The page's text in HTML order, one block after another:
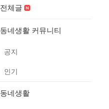
전체글
동네생활 커뮤니티
공지
인기
동네생활